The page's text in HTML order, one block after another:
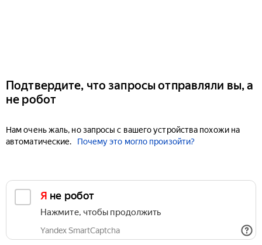
Подтвердите, что запросы отправляли вы, а
не робот
Нам очень жаль, но запросы с вашего устройства похожи на
автоматические.
Почему это могло произойти?
Я не робот
Нажмите, чтобы продолжить
Yandex SmartCaptcha